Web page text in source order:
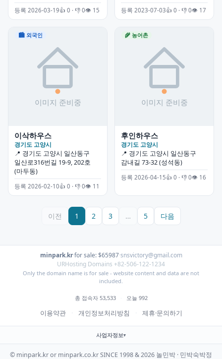
등록 2026-03-19👍 0 · 👎 0👁 15 등록 2023-07-03👍 0 · 👎 0👁 17
🏙 외국인
이삭하우스
경기도 고양시
📍 경기도 고양시 일산동구
일산로316번길 19-9, 202호
(마두동)
등록 2026-02-10👍 0 · 👎 0👁 11
🌾 농어촌
후인하우스
경기도 고양시
📍 경기도 고양시 일산동구
감내길 73-32 (성석동)
등록 2026-04-15👍 0 · 👎 0👁 16
이전 1 2 3 … 5 다음
minpark.kr·for sale: $65987·snsvictory@gmail.com
URHosting Domains +82-506-122-1234
Only the domain name is for sale - website content and data are not
included.
총 접속자 53,533 · 오늘 992
이용약관 · 개인정보처리방침 · 제휴·문의하기
사업자정보
© minpark.kr or minpark.co.kr SINCE 1998 & 2026 놀민박 · 민박숙박정